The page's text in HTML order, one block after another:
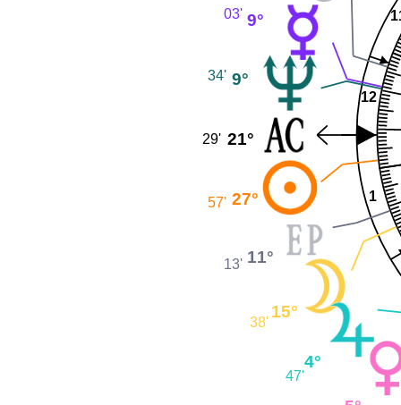
1
12
9°
03'
9°
34'
21°
29'
27°
57'
11°
13'
15°
38'
4°
47'